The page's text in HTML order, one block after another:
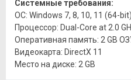
Системные требования:
ОС: Windows 7, 8, 10, 11 (64-bit)
Процессор: Dual-Core at 2.0
Оперативная память: 2 GB
Видеокарта: DirectX 11
Место на диске: 2 GB